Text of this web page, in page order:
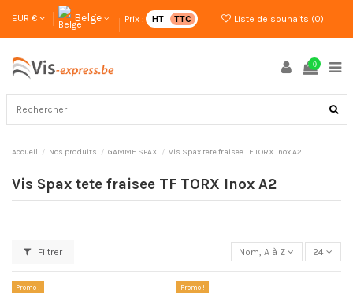
EUR € Belge Prix : HT TTC Liste de souhaits (0)
0
Accueil Nos produits GAMME SPAX Vis Spax tete fraisee TF TORX Inox A2
Vis Spax tete fraisee TF TORX Inox A2
Filtrer Nom, A à Z 24
Promo !
Promo !